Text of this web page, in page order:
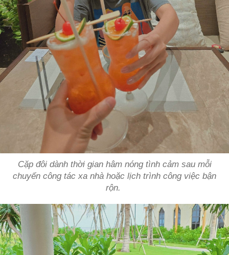
Cặp đôi dành thời gian hâm nóng tình cảm sau mỗi
chuyến công tác xa nhà hoặc lịch trình công việc bận
rộn.